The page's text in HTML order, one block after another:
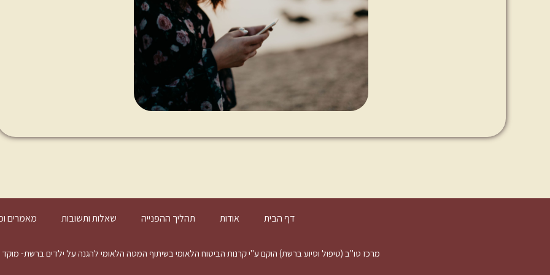
דף הבית אודות תהליך ההפנייה שאלות ותשובות מאמרים
מרכז טו"ב (טיפול וסיוע ברשת) הוקם ע"י קרנות הביטוח הלאומי בשיתוף המטה הלאומי להגנה על ילדים ברשת- מוקד 105 ומנוהל על ידי עמותת עלם.